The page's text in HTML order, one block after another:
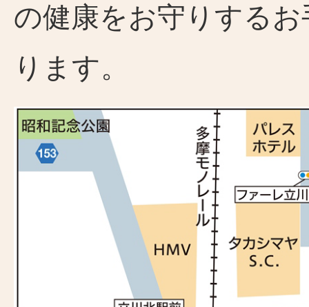
の健康をお守りする
ります。